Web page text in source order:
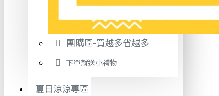
團購區-買越多省越多
下單就送小禮物
夏日涼涼專區